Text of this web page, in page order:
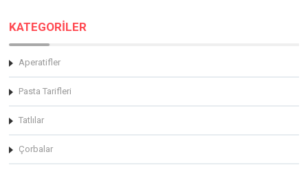
KATEGORİLER
Aperatifler
Pasta Tarifleri
Tatlılar
Çorbalar